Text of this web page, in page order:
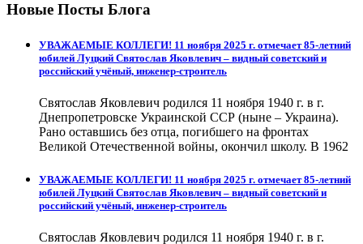
Новые Посты Блога
УВАЖАЕМЫЕ КОЛЛЕГИ! 11 ноября 2025 г. отмечает 85-летний
юбилей Луцкий Святослав Яковлевич – видный советский и
российский учёный, инженер-строитель
Святослав Яковлевич родился 11 ноября 1940 г. в г.
Днепропетровске Украинской ССР (ныне – Украина).
Рано оставшись без отца, погибшего на фронтах
Великой Отечественной войны, окончил школу. В 1962
УВАЖАЕМЫЕ КОЛЛЕГИ! 11 ноября 2025 г. отмечает 85-летний
юбилей Луцкий Святослав Яковлевич – видный советский и
российский учёный, инженер-строитель
Святослав Яковлевич родился 11 ноября 1940 г. в г.